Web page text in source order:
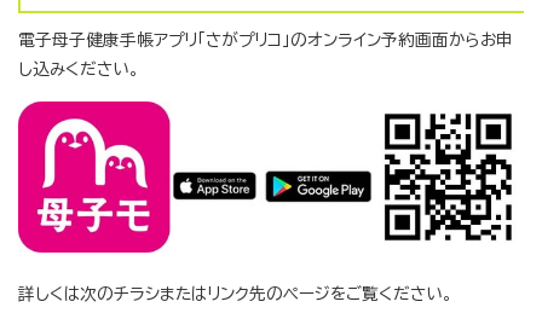
電子母子健康手帳アプリ「さがプリコ」のオンライン予約画面からお申
し込みください。
詳しくは次のチラシまたはリンク先のページをご覧ください。